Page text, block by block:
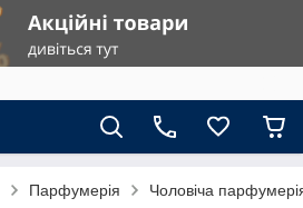
Парфумерія Чоловіча